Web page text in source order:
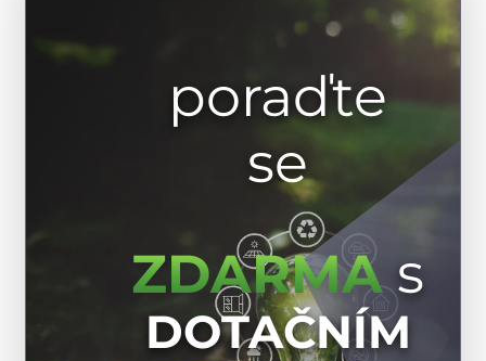
poraďte
se
ZDARMAs
DOTAČNÍM